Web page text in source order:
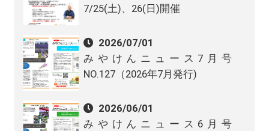
7/25(土)、26(日)開催
2026/07/01
みやけんニュース7月号
NO.127（2026年7月発行)
2026/06/01
みやけんニュース6月号